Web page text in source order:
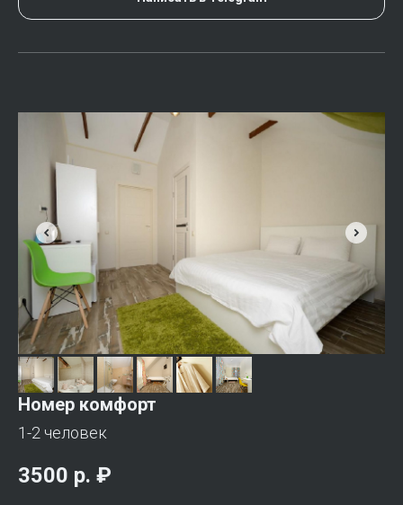
Номер комфорт
1-2 человек
3500 р. ₽